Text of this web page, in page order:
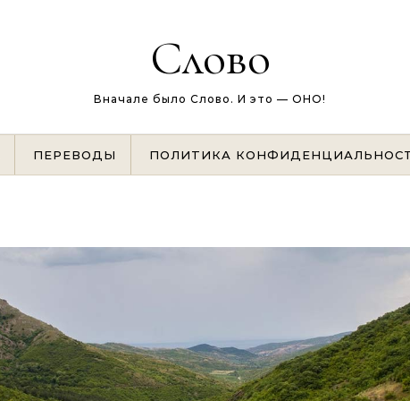
Слово
Вначале было Слово. И это — ОНО!
ПЕРЕВОДЫ ПОЛИТИКА